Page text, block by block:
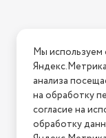
Инверторный
Класс
Количество ящиков в
холодильном
Нашли
2026 ©
Мы используем
анализа
на обработку
согласие на
обработку